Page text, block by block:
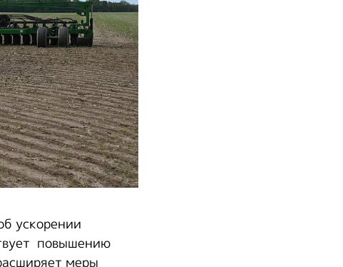
ускорении
повышению
меры